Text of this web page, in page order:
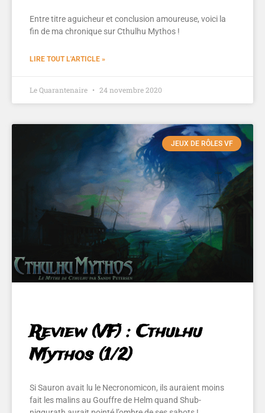
Entre titre aguicheur et conclusion amoureuse, voici la
fin de ma chronique sur Cthulhu Mythos !
LIRE TOUT L'ARTICLE »
Le Quarantenaire 24 novembre 2020
JEUX DE RÔLES VF
Review (VF) : Cthulhu
Mythos (1/2)
Si Sauron avait lu le Necronomicon, ils auraient moins
fait les malins au Gouffre de Helm quand Shub-